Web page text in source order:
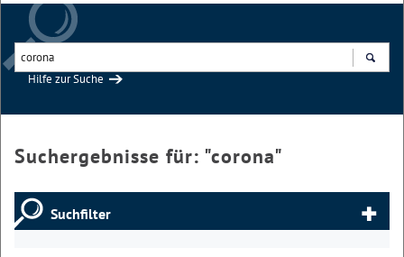
Hilfe zur Suche
Suchergebnisse für: "corona"
Suchfilter